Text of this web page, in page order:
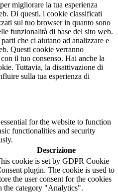
migliorare la tua esperienza
Di questi, i cookie classificati
sul tuo browser in quanto sono
funzionalità di base del sito web.
che ci aiutano ad analizzare e
Questi cookie verranno
il tuo consenso. Hai anche la
Tuttavia, la disattivazione di
sulla tua esperienza di
for the website to function
functionalities and security
Descrizione
cookie is set by GDPR Cookie
plugin. The cookie is used to
the user consent for the cookies
the category "Analytics".